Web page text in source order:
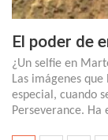
El poder de
¿Un selfie en
Las imágenes
especial, cuando
Perseverance. Ha